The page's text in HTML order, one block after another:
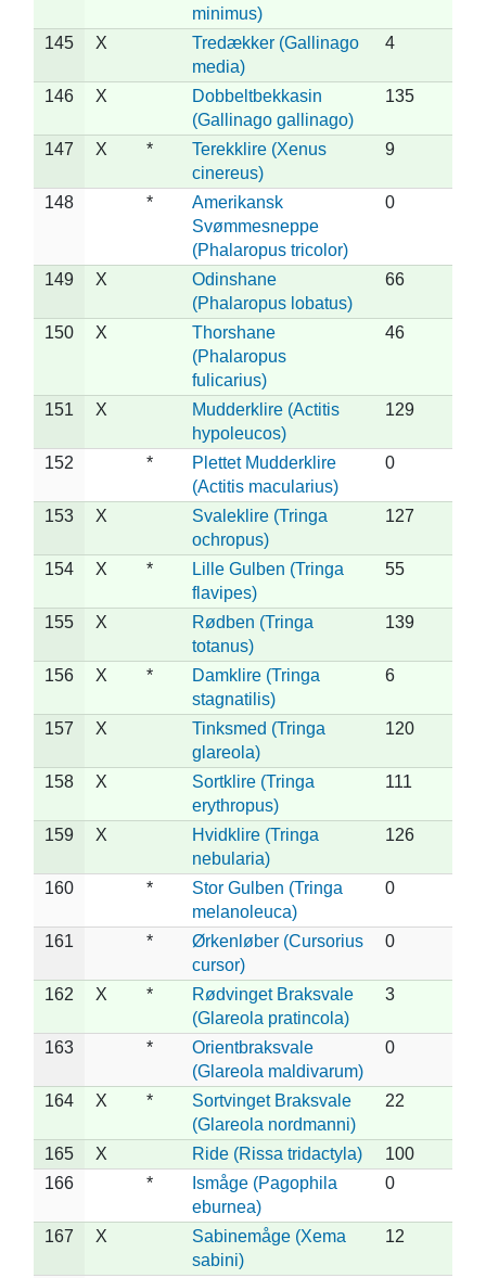
minimus)
145 X
Tredækker (Gallinago
media)
4
146 X
Dobbeltbekkasin
(Gallinago gallinago)
135
147 X *
Terekklire (Xenus
cinereus)
9
148 *
Amerikansk
Svømmesneppe
(Phalaropus tricolor)
0
149 X
Odinshane
(Phalaropus lobatus)
66
150 X
Thorshane
(Phalaropus
fulicarius)
46
151 X
Mudderklire (Actitis
hypoleucos)
129
152 *
Plettet Mudderklire
(Actitis macularius)
0
153 X
Svaleklire (Tringa
ochropus)
127
154 X *
Lille Gulben (Tringa
flavipes)
55
155 X
Rødben (Tringa
totanus)
139
156 X *
Damklire (Tringa
stagnatilis)
6
157 X
Tinksmed (Tringa
glareola)
120
158 X
Sortklire (Tringa
erythropus)
111
159 X
Hvidklire (Tringa
nebularia)
126
160 *
Stor Gulben (Tringa
melanoleuca)
0
161 *
Ørkenløber (Cursorius
cursor)
0
162 X *
Rødvinget Braksvale
(Glareola pratincola)
3
163 *
Orientbraksvale
(Glareola maldivarum)
0
164 X *
Sortvinget Braksvale
(Glareola nordmanni)
22
165 X Ride (Rissa tridactyla)
100
166
*
Ismåge (Pagophila
eburnea)
0
167 X
Sabinemåge (Xema
sabini)
12